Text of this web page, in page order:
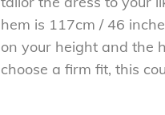
hem is 117cm / 46
on your height and the
choose a firm fit, this